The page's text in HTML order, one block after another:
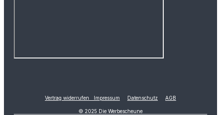
© 2025 Die Werbescheune
Vertrag widerrufen Impressum Datenschutz AGB